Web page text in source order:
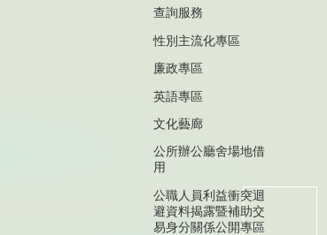
查詢服務
性別主流化專區
廉政專區
英語專區
文化藝廊
公所辦公廳舍場地借
用
公職人員利益衝突迴
避資料揭露暨補助交
易身分關係公開專區